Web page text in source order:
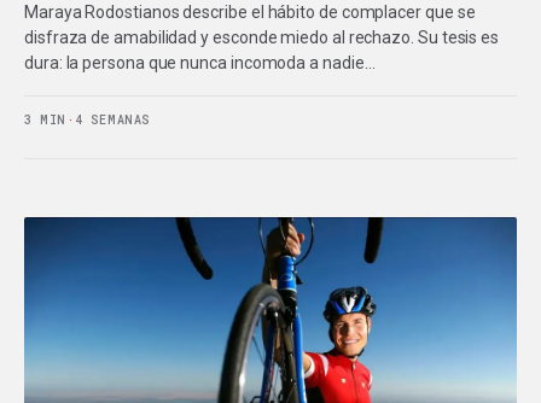
Maraya Rodostianos describe el hábito de complacer que se
disfraza de amabilidad y esconde miedo al rechazo. Su tesis es
dura: la persona que nunca incomoda a nadie…
3 MIN · 4 SEMANAS